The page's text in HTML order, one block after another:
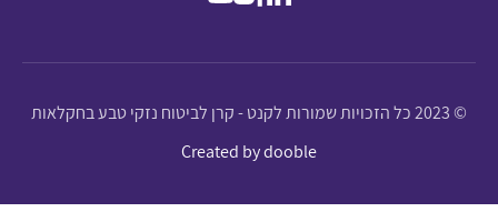
© 2023 כל הזכויות שמורות לקנט - קרן לביטוח נזקי טבע בחקלאות
Created by dooble